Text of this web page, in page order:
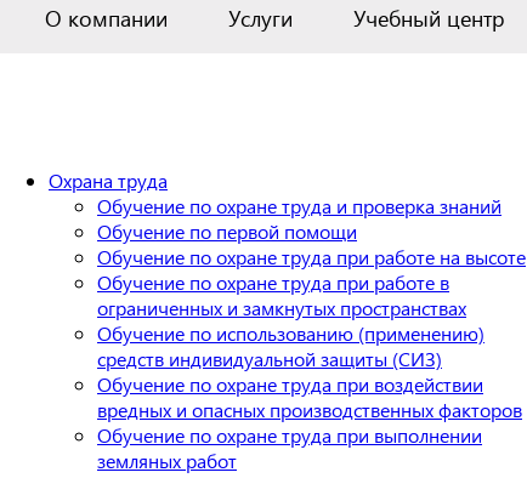
О компании Услуги Учебный центр
Охрана труда
Обучение по охране труда и проверка знаний
Обучение по первой помощи
Обучение по охране труда при работе на высоте
Обучение по охране труда при работе в
ограниченных и замкнутых пространствах
Обучение по использованию (применению)
средств индивидуальной защиты (СИЗ)
Обучение по охране труда при воздействии
вредных и опасных производственных факторов
Обучение по охране труда при выполнении
земляных работ